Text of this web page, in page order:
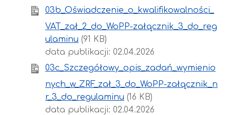
03b_Oświadczenie_o_kwalifikowalności_
VAT_zał_2_do_WoPP-załącznik_3_do_reg
ulaminu (91 KB)
data publikacji: 02.04.2026
03c_Szczegółowy_opis_zadań_wymienio
nych_w_ZRF_zał_3_do_WoPP-załącznik_n
r_3_do_regulaminu (16 KB)
data publikacji: 02.04.2026